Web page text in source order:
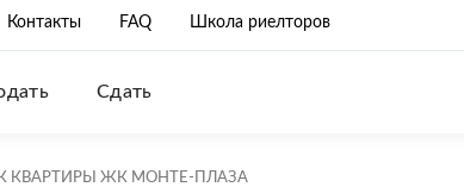
Контакты FAQ Школа риелторов
Сдать
КВАРТИРЫ ЖК МОНТЕ-ПЛАЗА